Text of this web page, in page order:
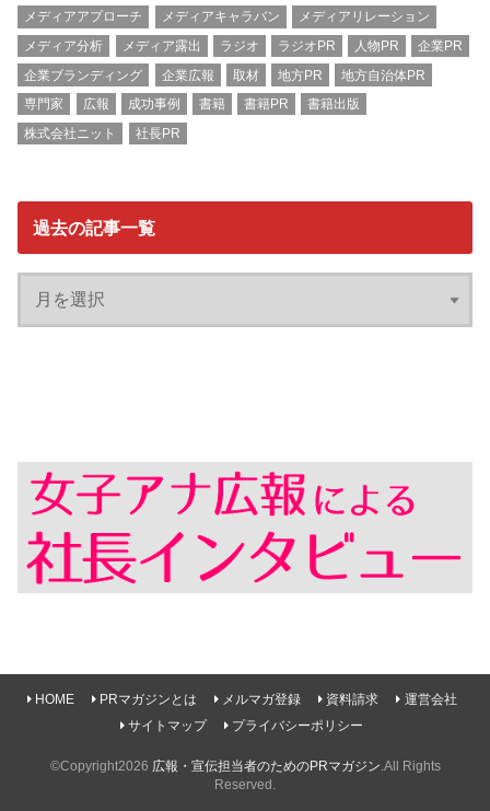
メディアアプローチ
メディアキャラバン
メディアリレーション
メディア分析
メディア露出 ラジオ ラジオPR 人物PR
企業PR
企業ブランディング
企業広報 取材 地方PR
地方自治体PR
専門家
広報 成功事例 書籍 書籍PR
書籍出版
株式会社ニット
社長PR
過去の記事一覧
HOME PRマガジンとは メルマガ登録 資料請求
運営会社
サイトマップ
プライバシーポリシー
©Copyright2026 広報・宣伝担当者のためのPRマガジン.All Rights
Reserved.